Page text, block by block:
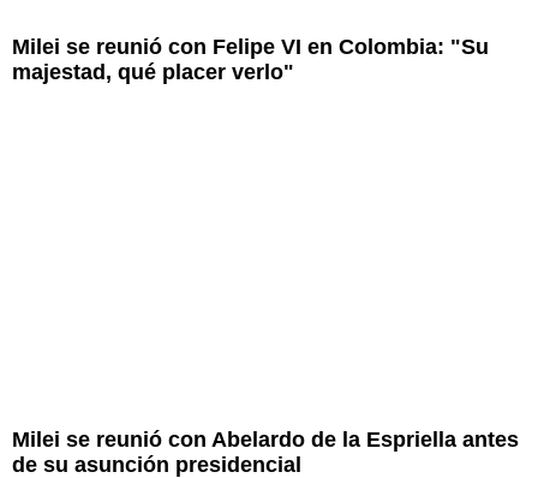
Milei se reunió con Felipe VI en Colombia: "Su
majestad, qué placer verlo"
Milei se reunió con Abelardo de la Espriella antes
de su asunción presidencial